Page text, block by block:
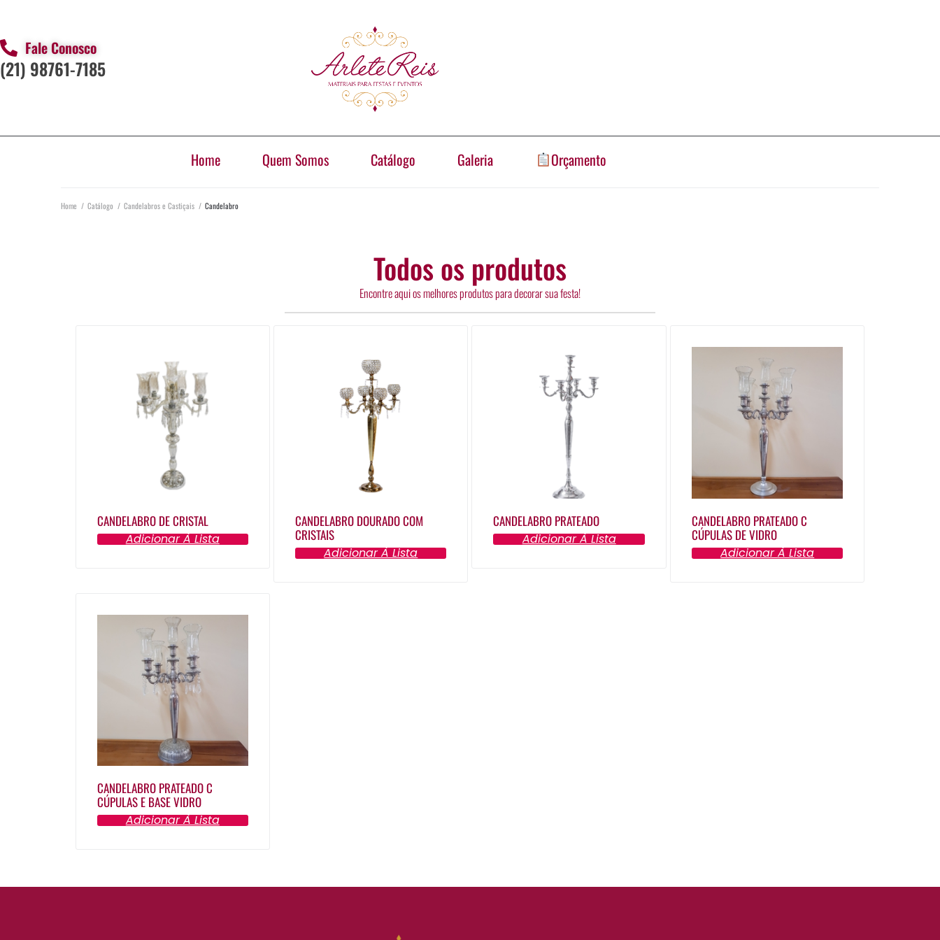
Fale Conosco
(21) 98761-7185
Home Quem Somos Catálogo Galeria Orçamento
Home / Catálogo / Candelabros e Castiçais / Candelabro
Todos os produtos
Encontre aqui os melhores produtos para decorar sua festa!
CANDELABRO DE CRISTAL
Adicionar À Lista
CANDELABRO DOURADO COM
CRISTAIS
Adicionar À Lista
CANDELABRO PRATEADO
Adicionar À Lista
CANDELABRO PRATEADO C
CÚPULAS DE VIDRO
Adicionar À Lista
CANDELABRO PRATEADO C
CÚPULAS E BASE VIDRO
Adicionar À Lista